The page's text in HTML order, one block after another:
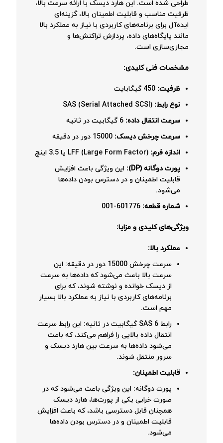
طراحی شده است. این هارد دیسک با ارائه سرعت بالا،
ظرفیت مناسب و قابلیت اطمینان بالا، گزینه‌ای
ایده‌آل برای برنامه‌های کاربردی با نیاز به عملکرد بالا
مانند پایگاه‌های داده، پردازش تراکنش‌ها و
مجازی‌سازی است.
مشخصات فنی کلیدی:
ظرفیت:
نوع رابط:
سرعت انتقال داده:
سرعت چرخش دیسک:
اندازه فرم:
پورت دوگانه (DP):
این ویژگی باعث افزایش
قابلیت اطمینان و در دسترس بودن داده‌ها
می‌شود.
شماره قطعه:
ویژگی‌های کلیدی و مزایا:
عملکرد بالا:
سرعت چرخش 15000 دور در دقیقه: این
سرعت بالا باعث می‌شود که داده‌ها به سرعت
از دیسک خوانده و نوشته شوند، که برای
برنامه‌های کاربردی با نیاز به عملکرد بالا بسیار
مهم است.
رابط SAS 6 گیگابیت در ثانیه: این رابط سرعت
انتقال داده بالایی را فراهم می‌کند، که باعث
می‌شود داده‌ها به سرعت بین هارد دیسک و
سرور منتقل شوند.
قابلیت اطمینان:
پورت دوگانه: این ویژگی باعث می‌شود که در
صورت خرابی یکی از پورت‌ها، هارد دیسک
همچنان قابل دسترسی باشد، که باعث افزایش
قابلیت اطمینان و در دسترس بودن داده‌ها
می‌شود.